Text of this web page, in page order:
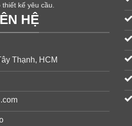
kế yêu cầu.
HỆ
Thạnh, HCM